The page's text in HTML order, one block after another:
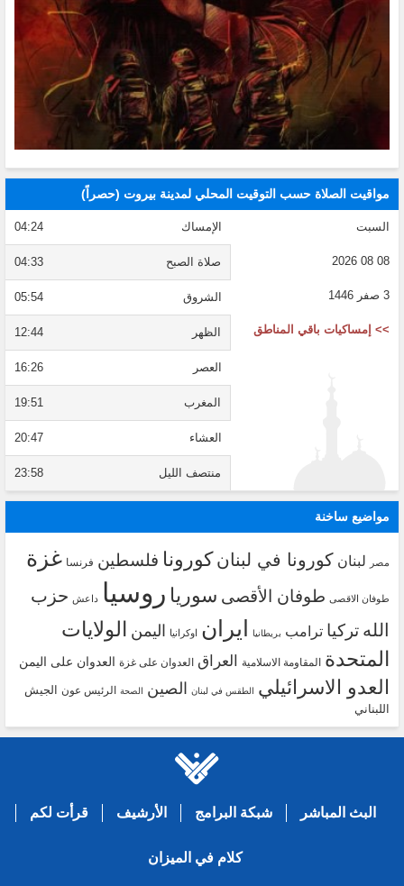
مواقيت الصلاة حسب التوقيت المحلي لمدينة بيروت (حصراً)
السبت
08 08 2026
3 صفر 1446
>> إمساكيات باقي المناطق
الإمساك 04:24
صلاة الصبح 04:33
الشروق 05:54
الظهر 12:44
العصر 16:26
المغرب 19:51
العشاء 20:47
منتصف الليل 23:58
مواضيع ساخنة
مصر لبنان كورونا في لبنانكورونا فلسطين فرنسا غزة
طوفان الاقصى طوفان الأقصى سوريا روسيا داعش حزب
الله تركيا ترامب بريطانيا ايران اوكرانيا اليمن
الولايات
المتحدة
المقاومة الاسلامية العراق العدوان على غزة العدوان على اليمن
العدو الاسرائيلي الطقس في لبنان الصين الصحة الرئيس عون
الجيش
اللبناني
البث المباشر شبكة البرامج الأرشيف قرأت لكم
كلام في الميزان